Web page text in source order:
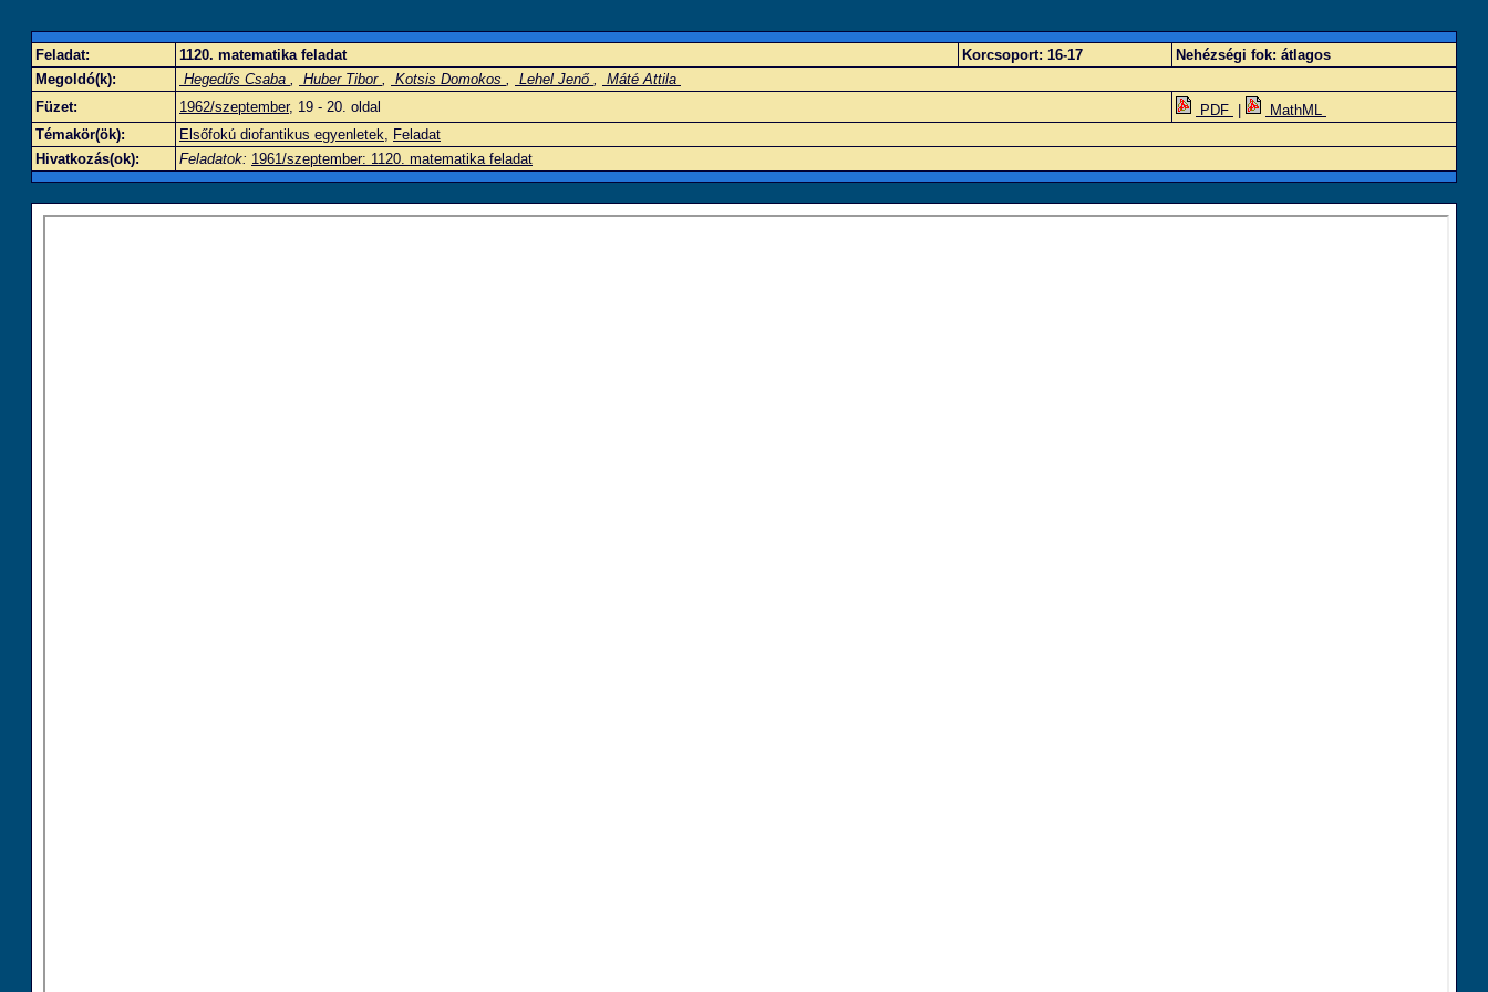
Feladat: 1120. matematika feladat Korcsoport: 16-17 Nehézségi fok: átlagos
Megoldó(k):
Hegedűs Csaba , Huber Tibor , Kotsis Domokos , Lehel Jenő ,
Máté Attila
Füzet:
1962/szeptember, 19 - 20. oldal PDF
MathML
Témakör(ök):
Elsőfokú diofantikus egyenletek, Feladat
Hivatkozás(ok):
Feladatok: 1961/szeptember: 1120. matematika feladat